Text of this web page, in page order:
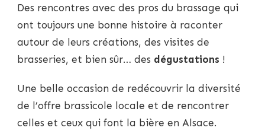
Des rencontres avec des pros du brassage qui
ont toujours une bonne histoire à raconter
autour de leurs créations, des visites de
brasseries, et bien sûr… des dégustations !
Une belle occasion de redécouvrir la diversité
de l’offre brassicole locale et de rencontrer
celles et ceux qui font la bière en Alsace.